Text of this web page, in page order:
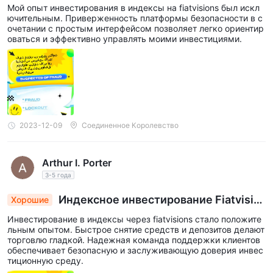
Для валюты, FiatVisions обеспечивает высокий уровень
кредитное плечо в соотношении 1:200. Это означает,
что на каждый доллар, который трейдер имеет на своем
счету, он может торговать до 200 долларов валюты. Этот
уровень кредитного плеча обычно наблюдается при
торговле на рынке Форекс, где небольшие изменения цены
могут приравниваться к значительным прибылям или
убыткам из-за большой суммы денег.
Товарыи индексыв FiatVisions предлагаются в
плечо по сравнению с валютами означает волатильность и
риск, связанные с этими классами активов. С помощью
этого кредитного плеча на каждый доллар на своем счету
трейдер может контролировать до 50 долларов товаров
или индексов. Это позволяет трейдерам контролировать
значительную позицию, требуя при этом лишь часть от
общей стоимости.
Трейдингакциина FiatVisions позволяет трейдеру
ечает удобный интерфейс пользователя
Мой опыт инвестирования в индексы на fiatvisions был искл
ючительным. Приверженность платформы безопасности в с
очетании с простым интерфейсом позволяет легко ориентир
оваться и эффективно управлять моими инвестициями.
2023-12-09 Соединенное Королевство
Arthur I. Porter
3-5 года
Хорошие
Индексное инвестирование Fiatvisio
ns: быстрые сделки, надежная поддержка
Инвестирование в индексы через fiatvisions стало положите
льным опытом. Быстрое снятие средств и депозитов делают
торговлю гладкой. Надежная команда поддержки клиентов
обеспечивает безопасную и заслуживающую доверия инвес
тиционную среду.